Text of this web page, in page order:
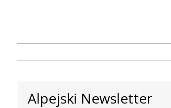
Alpejski Newsletter